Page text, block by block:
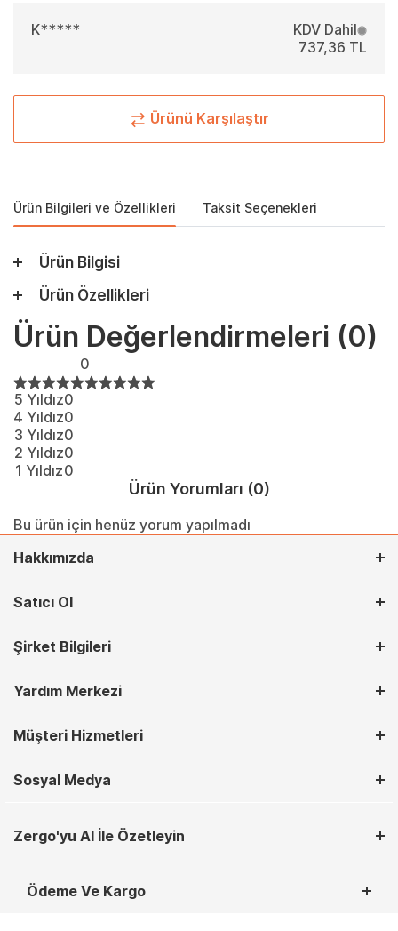
K*****
KDV Dahil
737,36 TL
Ürünü Karşılaştır
Ürün Bilgileri ve Özellikleri Taksit Seçenekleri
Ürün Bilgisi
Ürün Özellikleri
Ürün Değerlendirmeleri (0)
0
5 Yıldız0
4 Yıldız0
3 Yıldız0
2 Yıldız0
1 Yıldız0
Ürün Yorumları (0)
Bu ürün için henüz yorum yapılmadı
Hakkımızda
Satıcı Ol
Şirket Bilgileri
Yardım Merkezi
Müşteri Hizmetleri
Sosyal Medya
Zergo'yu AI İle Özetleyin
Ödeme Ve Kargo